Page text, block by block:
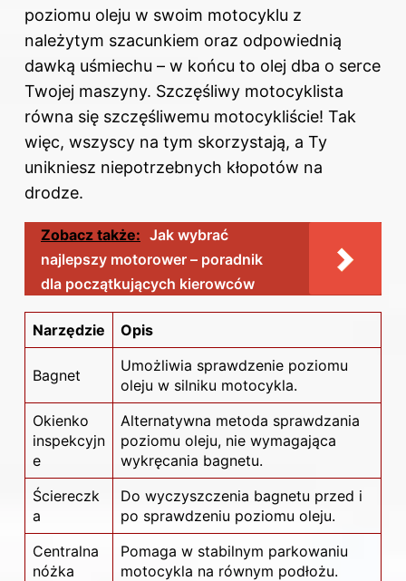
poziomu oleju w swoim motocyklu z
należytym szacunkiem oraz odpowiednią
dawką uśmiechu – w końcu to olej dba o serce
Twojej maszyny. Szczęśliwy motocyklista
równa się szczęśliwemu motocykliście! Tak
więc, wszyscy na tym skorzystają, a Ty
unikniesz niepotrzebnych kłopotów na
drodze.
Zobacz także: Jak wybrać
najlepszy motorower – poradnik
dla początkujących kierowców
Narzędzie Opis
Bagnet
Umożliwia sprawdzenie poziomu
oleju w silniku motocykla.
Okienko
inspekcyjn
e
Alternatywna metoda sprawdzania
poziomu oleju, nie wymagająca
wykręcania bagnetu.
Ściereczk
a
Do wyczyszczenia bagnetu przed i
po sprawdzeniu poziomu oleju.
Centralna
nóżka
Pomaga w stabilnym parkowaniu
motocykla na równym podłożu.